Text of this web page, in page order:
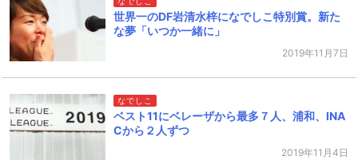
世界一のDF岩清水梓になでしこ特別賞。新た
な夢「いつか一緒に」
2019年11月7日
なでしこ
ベスト11にベレーザから最多７人、浦和、INA
Cから２人ずつ
2019年11月4日